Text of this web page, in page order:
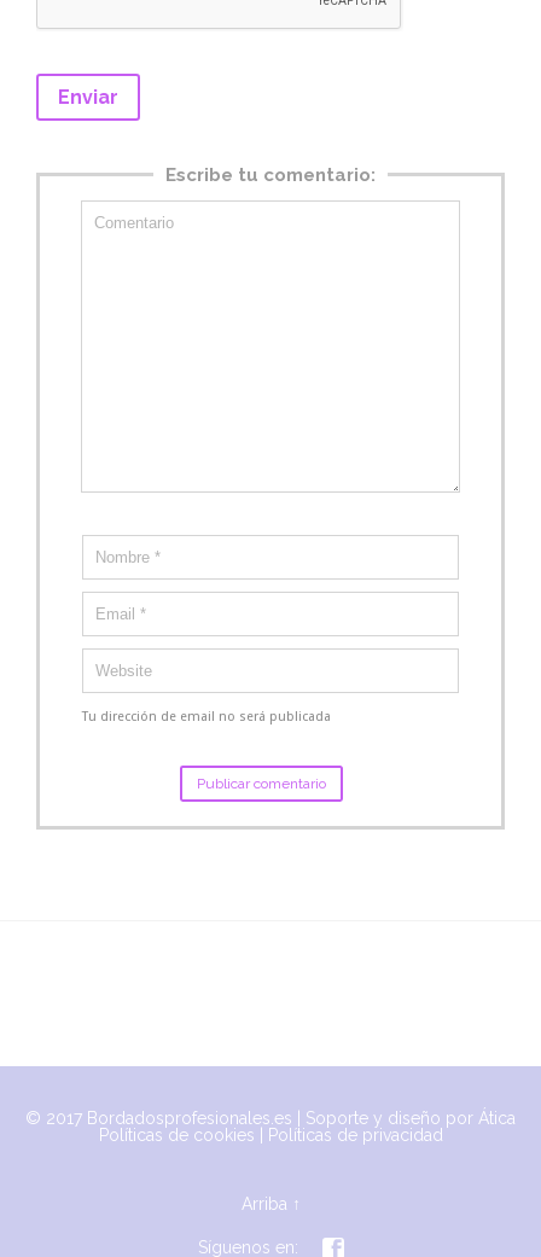
Escribe tu comentario:
Tu dirección de email no será publicada
© 2017 Bordadosprofesionales.es | Soporte y diseño por Ática
Políticas de cookies
Políticas de privacidad
Arriba ↑
Síguenos en: 